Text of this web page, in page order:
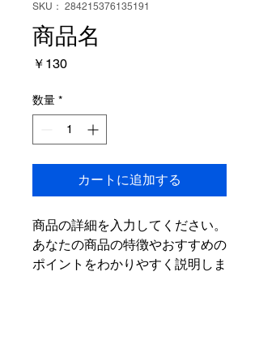
SKU： 284215376135191
商品名
￥130価
数量 *
カートに追加する
商品の詳細を入力してください。
あなたの商品の特徴やおすすめの
ポイントをわかりやすく説明しま